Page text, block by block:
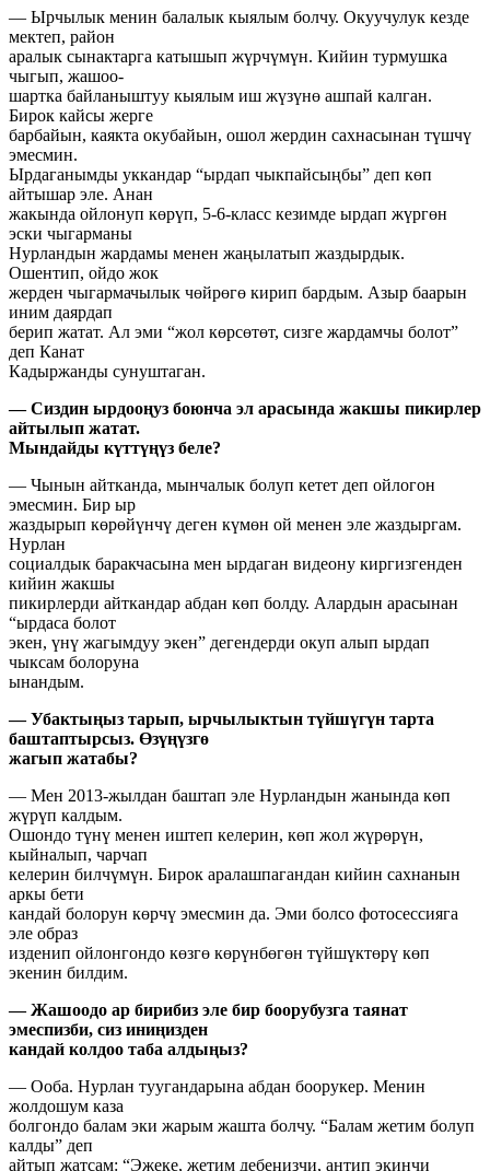
— Ырчылык менин балалык кыялым болчу. Окуучулук кезде
мектеп, район
аралык сынактарга катышып жүрчүмүн. Кийин турмушка
чыгып, жашоо-
шартка байланыштуу кыялым иш жүзүнө ашпай калган.
Бирок кайсы жерге
барбайын, каякта окубайын, ошол жердин сахнасынан түшчү
эмесмин.
Ырдаганымды уккандар “ырдап чыкпайсыңбы” деп көп
айтышар эле. Анан
жакында ойлонуп көрүп, 5-6-класс кезимде ырдап жүргөн
эски чыгарманы
Нурландын жардамы менен жаңылатып жаздырдык.
Ошентип, ойдо жок
жерден чыгармачылык чөйрөгө кирип бардым. Азыр баарын
иним даярдап
берип жатат. Ал эми “жол көрсөтөт, сизге жардамчы болот”
деп Канат
Кадыржанды сунуштаган.
— Сиздин ырдооңуз боюнча эл арасында жакшы пикирлер
айтылып жатат.
Мындайды күттүңүз беле?
— Чынын айтканда, мынчалык болуп кетет деп ойлогон
эмесмин. Бир ыр
жаздырып көрөйүнчү деген күмөн ой менен эле жаздыргам.
Нурлан
социалдык баракчасына мен ырдаган видеону киргизгенден
кийин жакшы
пикирлерди айткандар абдан көп болду. Алардын арасынан
“ырдаса болот
экен, үнү жагымдуу экен” дегендерди окуп алып ырдап
чыксам болоруна
ынандым.
— Убактыңыз тарып, ырчылыктын түйшүгүн тарта
баштаптырсыз. Өзүңүзгө
жагып жатабы?
— Мен 2013-жылдан баштап эле Нурландын жанында көп
жүрүп калдым.
Ошондо түнү менен иштеп келерин, көп жол жүрөрүн,
кыйналып, чарчап
келерин билчүмүн. Бирок аралашпагандан кийин сахнанын
аркы бети
кандай болорун көрчү эмесмин да. Эми болсо фотосессияга
эле образ
изденип ойлонгондо көзгө көрүнбөгөн түйшүктөрү көп
экенин билдим.
— Жашоодо ар бирибиз эле бир боорубузга таянат
эмеспизби, сиз иниңизден
кандай колдоо таба алдыңыз?
— Ооба. Нурлан туугандарына абдан боорукер. Менин
жолдошум каза
болгондо балам эки жарым жашта болчу. “Балам жетим болуп
калды” деп
айтып жатсам: “Эжеке, жетим дебеңизчи, антип экинчи